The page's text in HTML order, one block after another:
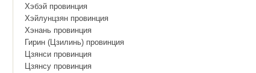
Хэбэй провинция
Хэйлунцзян провинция
Хэнань провинция
Гирин (Цзилинь) провинция
Цзянси провинция
Цзянсу провинция